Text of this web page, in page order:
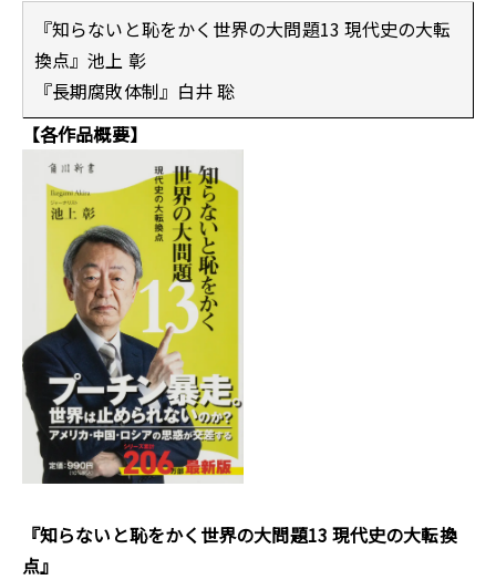
『知らないと恥をかく世界の大問題13 現代史の大転
換点』池上 彰
『長期腐敗体制』白井 聡
【各作品概要】
『知らないと恥をかく世界の大問題13 現代史の大転換
点』